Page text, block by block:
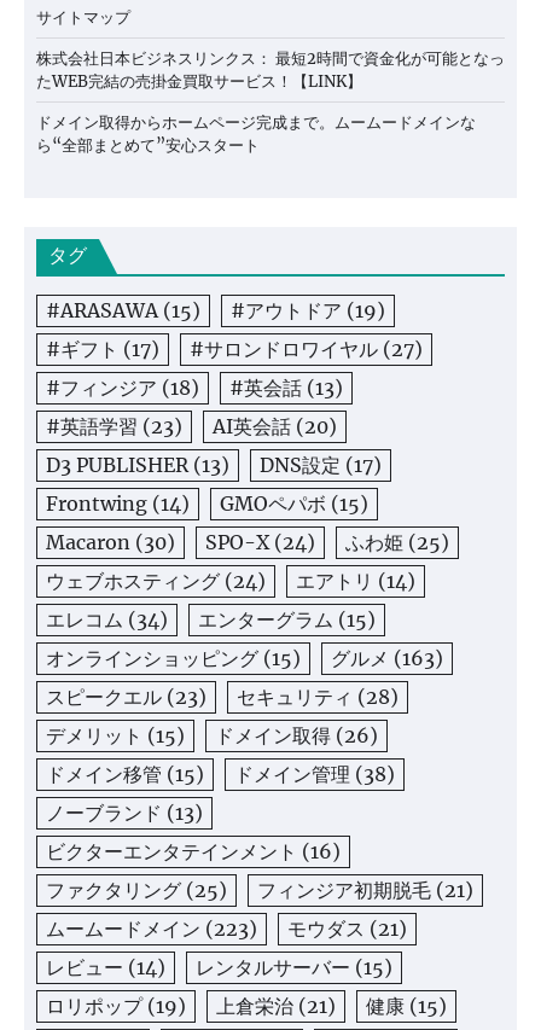
サイトマップ
株式会社日本ビジネスリンクス： 最短2時間で資金化が可能となっ
たWEB完結の売掛金買取サービス！【LINK】
ドメイン取得からホームページ完成まで。ムームードメインな
ら“全部まとめて”安心スタート
タグ
#ARASAWA (15) #アウトドア (19)
#ギフト (17) #サロンドロワイヤル (27)
#フィンジア (18) #英会話 (13)
#英語学習 (23) AI英会話 (20)
D3 PUBLISHER (13) DNS設定 (17)
Frontwing (14) GMOペパボ (15)
Macaron (30) SPO-X (24) ふわ姫 (25)
ウェブホスティング (24) エアトリ (14)
エレコム (34) エンターグラム (15)
オンラインショッピング (15) グルメ (163)
スピークエル (23) セキュリティ (28)
デメリット (15) ドメイン取得 (26)
ドメイン移管 (15) ドメイン管理 (38)
ノーブランド (13)
ビクターエンタテインメント (16)
ファクタリング (25) フィンジア初期脱毛 (21)
ムームードメイン (223) モウダス (21)
レビュー (14) レンタルサーバー (15)
ロリポップ(19) 上倉栄治 (21) 健康 (15)